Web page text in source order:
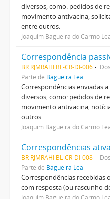
diversos, como: pedidos de
movimento antivacina,
entre outros.
Joaquim Bagueira do Carmo
Correspondência
BR RJMRAHI BL-CR-DI-006
Parte de Bagueira Leal
Correspondências enviadas
diversos, como: pedidos de
movimento antivacina,
outros.
Joaquim Bagueira do Carmo
Correspondências
BR RJMRAHI BL-CR-DI-008
Parte de Bagueira Leal
Correspondências recebidas
com resposta (ou rascunho
Joaquim Bagueira do Carmo